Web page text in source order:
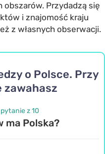
Przydadzą się
i znajomość kraju
z własnych obserwacji.
o Polsce. Przy
zawahasz
z 10
ma Polska?